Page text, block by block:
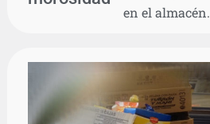
en el almacén.